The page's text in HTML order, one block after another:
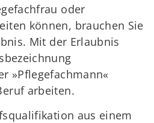
oder
können, brauchen Sie
Mit der Erlaubnis
»Pflegefachmann«
arbeiten.
aus einem